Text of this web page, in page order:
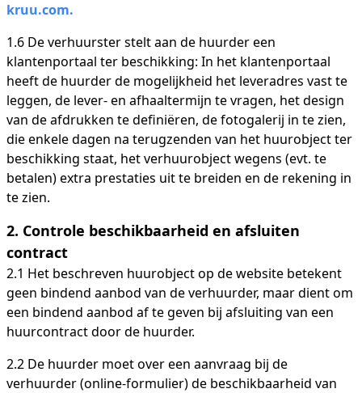
kruu.com.
1.6 De verhuurster stelt aan de huurder een
klantenportaal ter beschikking: In het klantenportaal
heeft de huurder de mogelijkheid het leveradres vast te
leggen, de lever- en afhaaltermijn te vragen, het design
van de afdrukken te definiëren, de fotogalerij in te zien,
die enkele dagen na terugzenden van het huurobject ter
beschikking staat, het verhuurobject wegens (evt. te
betalen) extra prestaties uit te breiden en de rekening in
te zien.
2. Controle beschikbaarheid en afsluiten
contract
2.1 Het beschreven huurobject op de website betekent
geen bindend aanbod van de verhuurder, maar dient om
een bindend aanbod af te geven bij afsluiting van een
huurcontract door de huurder.
2.2 De huurder moet over een aanvraag bij de
verhuurder (online-formulier) de beschikbaarheid van